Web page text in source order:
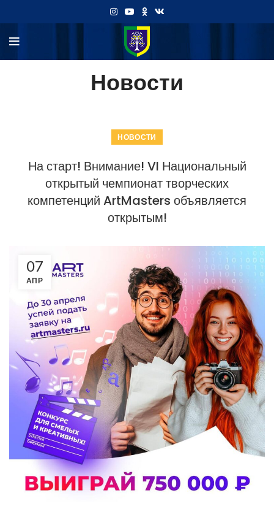
Новости
НОВОСТИ
На старт! Внимание! VI Национальный
открытый чемпионат творческих
компетенций ArtMasters объявляется
открытым!
07
АПР